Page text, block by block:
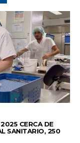
CERCA DE
SANITARIO, 250